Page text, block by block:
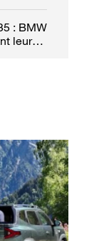
: BMW
leurs